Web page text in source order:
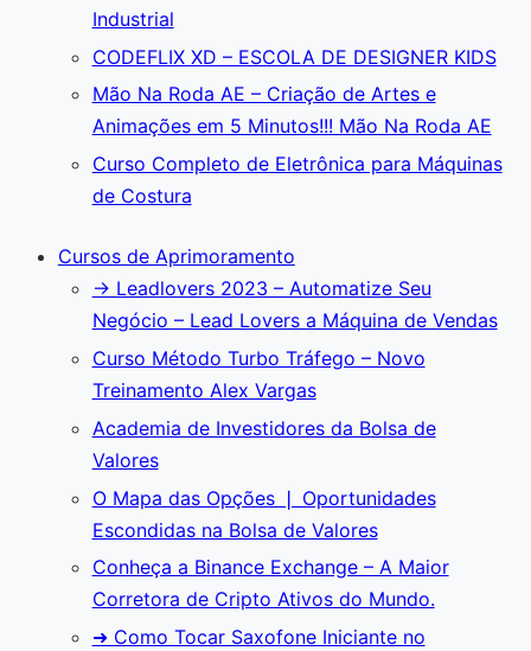
Industrial
CODEFLIX XD – ESCOLA DE DESIGNER KIDS
Mão Na Roda AE – Criação de Artes e
Animações em 5 Minutos!!! Mão Na Roda AE
Curso Completo de Eletrônica para Máquinas
de Costura
Cursos de Aprimoramento
→ Leadlovers 2023 – Automatize Seu
Negócio – Lead Lovers a Máquina de Vendas
Curso Método Turbo Tráfego – Novo
Treinamento Alex Vargas
Academia de Investidores da Bolsa de
Valores
O Mapa das Opções ❘ Oportunidades
Escondidas na Bolsa de Valores
Conheça a Binance Exchange – A Maior
Corretora de Cripto Ativos do Mundo.
➜ Como Tocar Saxofone Iniciante no